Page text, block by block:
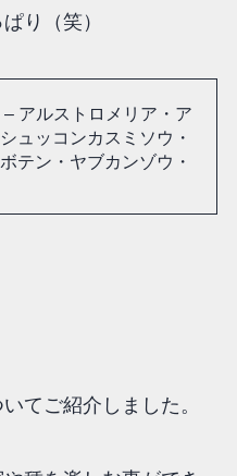
り（笑）
– アルストロメリア・ア
ュッコンカスミソウ・
テン・ヤブカンゾウ・
てご紹介しました。